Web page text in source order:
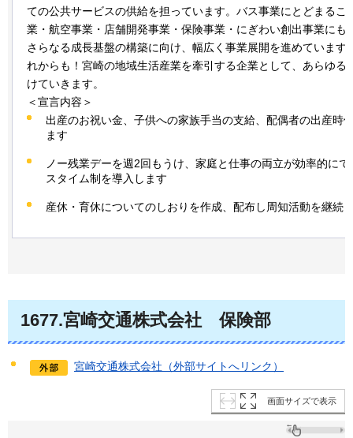
ての公共サービスの供給を担っています。バス事業にとどまるこ
業・航空事業・店舗開発事業・保険事業・にぎわい創出事業にも
さらなる成長基盤の構築に向け、幅広く事業展開を進めています
れからも！宮崎の地域生活産業を牽引する企業として、あらゆる
けていきます。
＜宣言内容＞
出産のお祝い金、子供への家族手当の支給、配偶者の出産時
ます
ノー残業デーを週2回もうけ、家庭と仕事の両立が効率的に
スタイム制を導入します
産休・育休についてのしおりを作成、配布し周知活動を継続
1677.宮崎交通株式会社 保険部
宮崎交通株式会社（外部サイトへリンク）
画面サイズで表示